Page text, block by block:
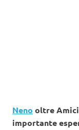
Neno oltre Amici
importante